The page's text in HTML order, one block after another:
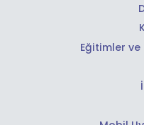
Eğitimler ve